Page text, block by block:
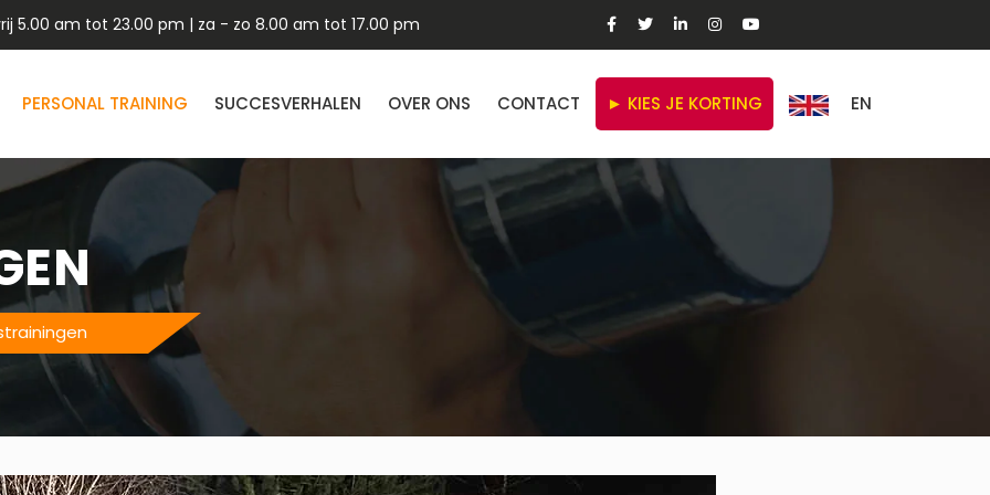
5.00 am tot 23.00 pm | za - zo 8.00 am tot 17.00 pm
PERSONAL TRAINING SUCCESVERHALEN OVER ONS CONTACT ► KIES JE KORTING EN